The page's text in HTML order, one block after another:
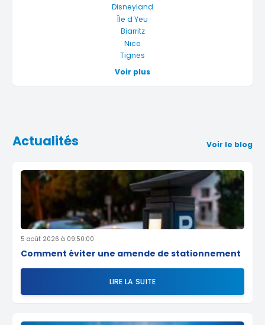
Disneyland
Île d Yeu
Biarritz
Nice
Tignes
Voir plus
Actualités Voir le blog
5 août 2026 à 09:50:00
Comment éviter une amende de stationnement
LIRE LA SUITE